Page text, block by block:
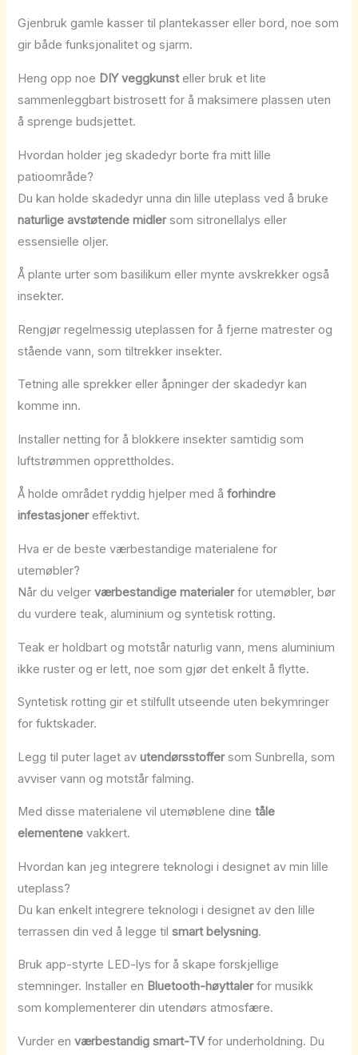
Gjenbruk gamle kasser til plantekasser eller bord, noe som
gir både funksjonalitet og sjarm.
Heng opp noe DIY veggkunsteller bruk et lite
sammenleggbart bistrosett for å maksimere plassen uten
å sprenge budsjettet.
Hvordan holder jeg skadedyr borte fra mitt lille
patioområde?
Du kan holde skadedyr unna din lille uteplass ved å bruke
naturlige avstøtende midlersom sitronellalys eller
essensielle oljer.
Å plante urter som basilikum eller mynte avskrekker også
insekter.
Rengjør regelmessig uteplassen for å fjerne matrester og
stående vann, som tiltrekker insekter.
Tetning alle sprekker eller åpninger der skadedyr kan
komme inn.
Installer netting for å blokkere insekter samtidig som
luftstrømmen opprettholdes.
Å holde området ryddig hjelper med åforhindre
infestasjonereffektivt.
Hva er de beste værbestandige materialene for
utemøbler?
Når du velgerværbestandige materialerfor utemøbler, bør
du vurdere teak, aluminium og syntetisk rotting.
Teak er holdbart og motstår naturlig vann, mens aluminium
ikke ruster og er lett, noe som gjør det enkelt å flytte.
Syntetisk rotting gir et stilfullt utseende uten bekymringer
for fuktskader.
Legg til puter laget avutendørsstoffersom Sunbrella, som
avviser vann og motstår falming.
Med disse materialene vil utemøblene dinetåle
elementene vakkert.
Hvordan kan jeg integrere teknologi i designet av min lille
uteplass?
Du kan enkelt integrere teknologi i designet av den lille
terrassen din ved å legge tilsmart belysning.
Bruk app-styrte LED-lys for å skape forskjellige
stemninger. Installer en Bluetooth-høyttalerfor musikk
som komplementerer din utendørs atmosfære.
Vurder enværbestandig smart-TV for underholdning. Du